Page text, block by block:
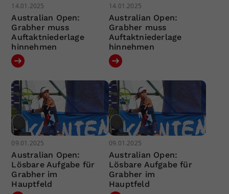
14.01.2025
Australian Open:
Grabher muss
Auftaktniederlage
hinnehmen
14.01.2025
Australian Open:
Grabher muss
Auftaktniederlage
hinnehmen
09.01.2025
Australian Open:
Lösbare Aufgabe für
Grabher im
Hauptfeld
09.01.2025
Australian Open:
Lösbare Aufgabe für
Grabher im
Hauptfeld